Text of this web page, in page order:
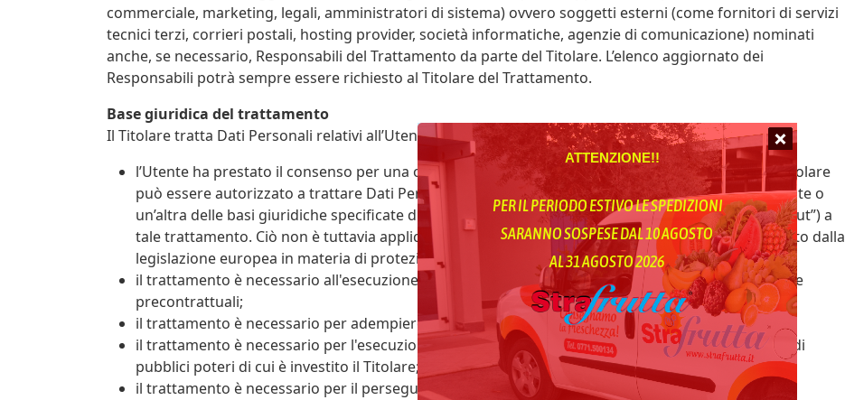
ATTENZIONE!!
PER IL PERIODO ESTIVO LE SPEDIZIONI
SARANNO SOSPESE DAL 10 AGOSTO
AL 31 AGOSTO 2026
commerciale, marketing, legali, amministratori di sistema) ovvero soggetti esterni (come fornitori di servizi
tecnici terzi, corrieri postali, hosting provider, società informatiche, agenzie di comunicazione) nominati
anche, se necessario, Responsabili del Trattamento da parte del Titolare. L’elenco aggiornato dei
Responsabili potrà sempre essere richiesto al Titolare del Trattamento.
Base giuridica del trattamento
Il Titolare tratta Dati Personali relativi all’Utente in caso sussista una delle seguenti condizioni:
l’Utente ha prestato il consenso per una o più finalità specifiche; Nota: in alcuni ordinamenti il Titolare
può essere autorizzato a trattare Dati Personali senza che debba sussistere il consenso dell’Utente o
un’altra delle basi giuridiche specificate di seguito, fino a quando l’Utente non si opponga (“opt-out”) a
tale trattamento. Ciò non è tuttavia applicabile qualora il trattamento di Dati Personali sia regolato dalla
legislazione europea in materia di protezione dei Dati Personali;
il trattamento è necessario all'esecuzione di un contratto con l’Utente e/o all'esecuzione di misure
precontrattuali;
il trattamento è necessario per adempiere un obbligo legale al quale è soggetto il Titolare;
il trattamento è necessario per l'esecuzione di un compito di interesse pubblico o per l'esercizio di
pubblici poteri di cui è investito il Titolare;
il trattamento è necessario per il perseguimento del legittimo interesse del Titolare o di terzi.